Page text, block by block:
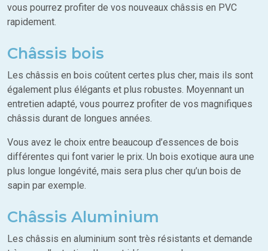
vous pourrez profiter de vos nouveaux châssis en PVC
rapidement.
Châssis bois
Les châssis en bois coûtent certes plus cher, mais ils sont
également plus élégants et plus robustes. Moyennant un
entretien adapté, vous pourrez profiter de vos magnifiques
châssis durant de longues années.
Vous avez le choix entre beaucoup d’essences de bois
différentes qui font varier le prix. Un bois exotique aura une
plus longue longévité, mais sera plus cher qu’un bois de
sapin par exemple.
Châssis Aluminium
Les châssis en aluminium sont très résistants et demande